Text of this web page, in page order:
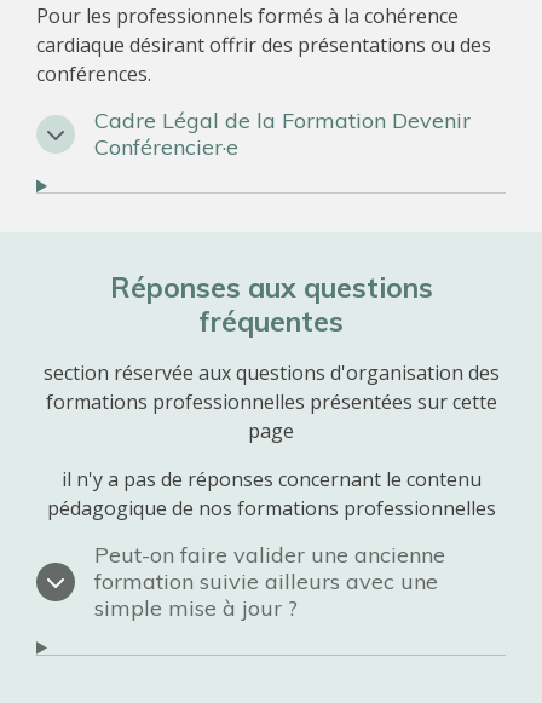
Pour les professionnels formés à la cohérence
cardiaque désirant offrir des présentations ou des
conférences.
Cadre Légal de la Formation Devenir
Conférencier·e
Réponses aux questions
fréquentes
section réservée aux questions d'organisation des
formations professionnelles présentées sur cette
page
il n'y a pas de réponses concernant le contenu
pédagogique de nos formations professionnelles
Peut-on faire valider une ancienne
formation suivie ailleurs avec une
simple mise à jour ?